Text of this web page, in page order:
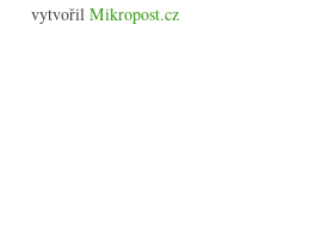
vytvořil Mikropost.cz